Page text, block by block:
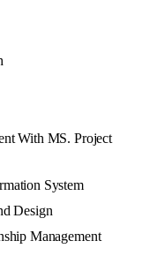
With MS. Project
System
Design
Management